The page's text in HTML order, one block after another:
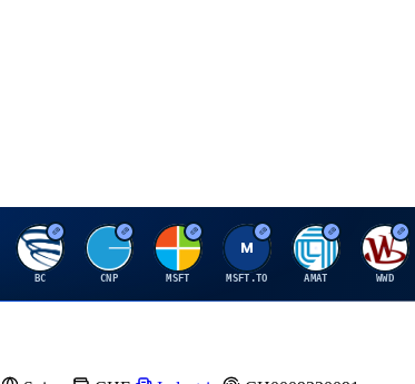
B
BC
C
CNP
M
MSFT
M
MSFT.TO
A
AMAT
W
WWD